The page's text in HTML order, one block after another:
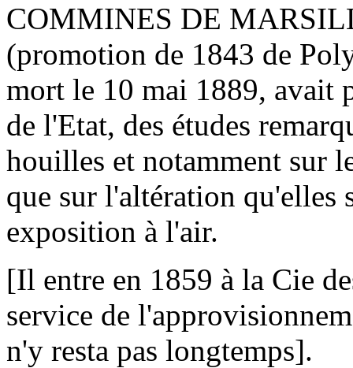
COMMINES DE
(promotion de 1843 de
mort le 10 mai 1889, avait
de l'Etat, des études
houilles et notamment sur
que sur l'altération qu'elles
exposition à l'air.
[Il entre en 1859 à la Cie
service de
n'y resta pas longtemps].